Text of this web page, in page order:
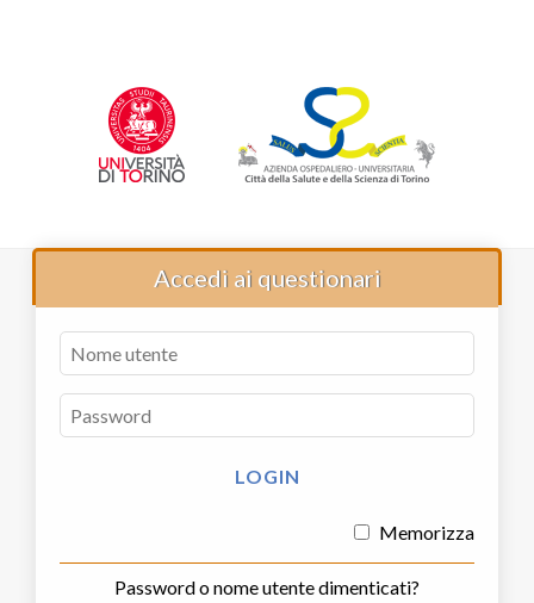
Accedi ai questionari
Memorizza
Password o nome utente dimenticati?